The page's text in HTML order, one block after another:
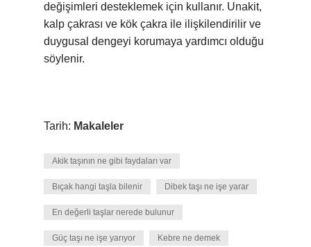
değişimleri desteklemek için kullanır. Unakit,
kalp çakrası ve kök çakra ile ilişkilendirilir ve
duygusal dengeyi korumaya yardımcı olduğu
söylenir.
Tarih: Makaleler
Akik taşının ne gibi faydaları var
Bıçak hangi taşla bilenir Dibek taşı ne işe yarar
En değerli taşlar nerede bulunur
Güç taşı ne işe yarıyor Kebre ne demek